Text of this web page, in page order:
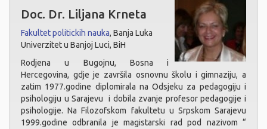
Doc. Dr. Liljana Krneta
Fakultet politickih nauka, Banja Luka
Univerzitet u Banjoj Luci, BiH
Rodjena u Bugojnu, Bosna i
Hercegovina, gdje je završila osnovnu školu i gimnaziju, a
zatim 1977.godine diplomirala na Odsjeku za pedagogiju i
psihologiju u Sarajevu i dobila zvanje profesor pedagogije i
psihologije. Na Filozofskom fakultetu u Srpskom Sarajevu
1999.godine odbranila je magistarski rad pod nazivom “